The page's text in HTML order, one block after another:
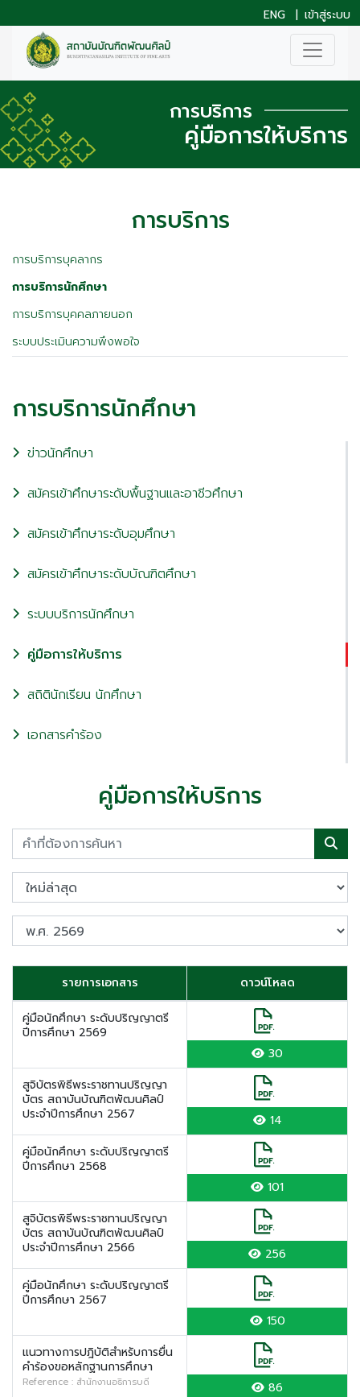
ENG | เข้าสู่ระบบ
การบริการ
คู่มือการให้บริการ
การบริการ
การบริการบุคลากร
การบริการนักศึกษา
การบริการบุคคลภายนอก
ระบบประเมินความพึงพอใจ
การบริการนักศึกษา
ข่าวนักศึกษา
สมัครเข้าศึกษาระดับพื้นฐานและอาชีวศึกษา
สมัครเข้าศึกษาระดับอุมศึกษา
สมัครเข้าศึกษาระดับบัณฑิตศึกษา
ระบบบริการนักศึกษา
คู่มือการให้บริการ
สถิตินักเรียน นักศึกษา
เอกสารคำร้อง
คู่มือการให้บริการ
รายการเอกสาร ดาวน์โหลด
คู่มือนักศึกษา ระดับปริญญาตรี
ปีการศึกษา 2569
30
สูจิบัตรพิธีพระราชทานปริญญา
บัตร สถาบันบัณฑิตพัฒนศิลป์
ประจำปีการศึกษา 2567
14
คู่มือนักศึกษา ระดับปริญญาตรี
ปีการศึกษา 2568
101
สูจิบัตรพิธีพระราชทานปริญญา
บัตร สถาบันบัณฑิตพัฒนศิลป์
ประจำปีการศึกษา 2566
256
คู่มือนักศึกษา ระดับปริญญาตรี
ปีการศึกษา 2567
150
แนวทางการปฎิบัติสำหรับการยื่น
คำร้องขอหลักฐานการศึกษา
Reference : สำนักงานอธิการบดี
86